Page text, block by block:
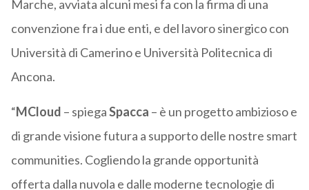
Marche, avviata alcuni mesi fa con la firma di una
convenzione fra i due enti, e del lavoro sinergico con
Università di Camerino e Università Politecnica di
Ancona.
“MCloud – spiegaSpacca – è un progetto ambizioso e
di grande visione futura a supporto delle nostre smart
communities. Cogliendo la grande opportunità
offerta dalla nuvola e dalle moderne tecnologie di